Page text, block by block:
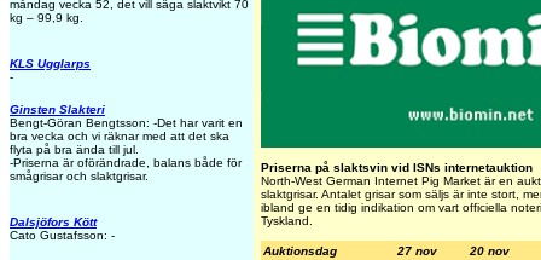
måndag vecka 52, det vill säga slaktvikt 70
kg – 99,9 kg.
KLS Ugglarps
-
Ginsten Slakteri
Bengt-Göran Bengtsson: -Det har varit en
bra vecka och vi räknar med att det ska
flyta på bra ända till jul.
-Priserna är oförändrade, balans både för
smågrisar och slaktgrisar.
Dalsjöfors Kött
Cato Gustafsson: -
Priserna på slaktsvin vid ISNs internetauktion
North-West German Internet Pig Market är en
slaktgrisar. Antalet grisar som säljs är inte stort,
ibland ge en tidig indikation om vart officiella
Tyskland.
Auktionsdag 27 nov
20 nov